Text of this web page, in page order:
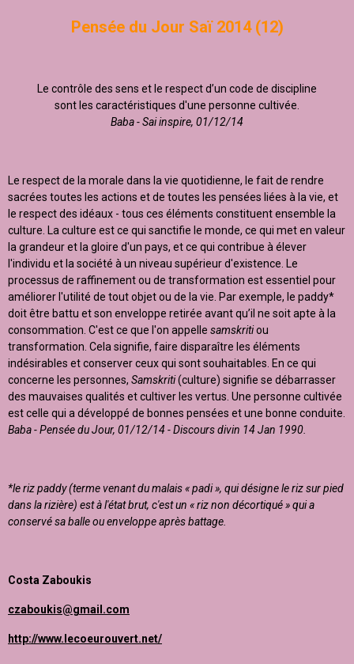
Pensée du Jour Saï 2014 (12)
Le contrôle des sens et le respect d’un code de discipline
sont les caractéristiques d'une personne cultivée.
Baba - Sai inspire, 01/12/14
Le respect de la morale dans la vie quotidienne, le fait de rendre
sacrées toutes les actions et de toutes les pensées liées à la vie, et
le respect des idéaux - tous ces éléments constituent ensemble la
culture. La culture est ce qui sanctifie le monde, ce qui met en valeur
la grandeur et la gloire d'un pays, et ce qui contribue à élever
l'individu et la société à un niveau supérieur d'existence. Le
processus de raffinement ou de transformation est essentiel pour
améliorer l'utilité de tout objet ou de la vie. Par exemple, le paddy*
doit être battu et son enveloppe retirée avant qu’il ne soit apte à la
consommation. C'est ce que l'on appelle samskritiou
transformation. Cela signifie, faire disparaître les éléments
indésirables et conserver ceux qui sont souhaitables. En ce qui
concerne les personnes, Samskriti(culture) signifie se débarrasser
des mauvaises qualités et cultiver les vertus. Une personne cultivée
est celle qui a développé de bonnes pensées et une bonne conduite.
Baba - Pensée du Jour, 01/12/14 - Discours divin 14 Jan 1990.
*le riz paddy (terme venant du malais « padi », qui désigne le riz sur pied
dans la rizière) est à l'état brut, c'est un « riz non décortiqué » qui a
conservé sa balle ou enveloppe après battage.
Costa Zaboukis
czaboukis@gmail.com
http://www.lecoeurouvert.net/